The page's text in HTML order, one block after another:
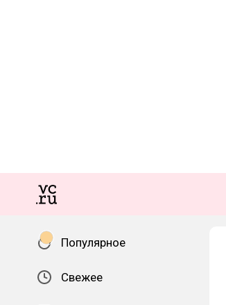
Популярное
Свежее